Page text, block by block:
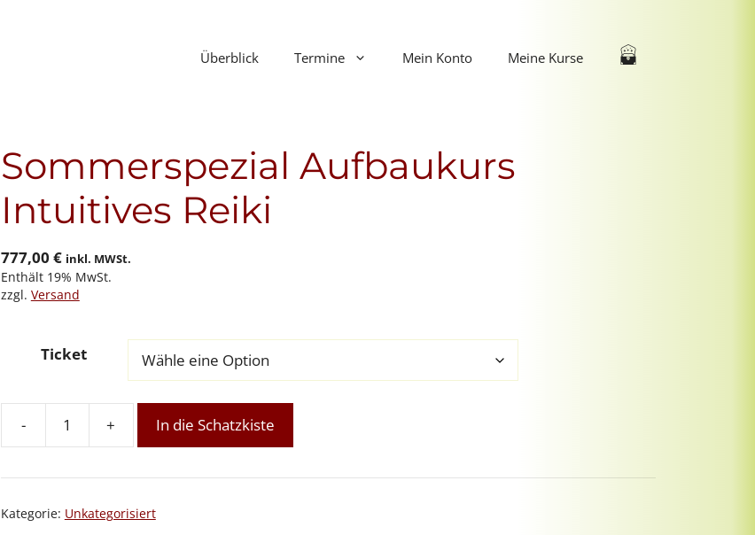
Überblick Termine Mein Konto Meine Kurse
Sommerspezial Aufbaukurs
Intuitives Reiki
777,00 € inkl. MWSt.
Enthält 19% MwSt.
zzgl. Versand
Ticket
-
Sommerspezial
Intuitives
Menge
+ In die Schatzkiste
Kategorie: Unkategorisiert